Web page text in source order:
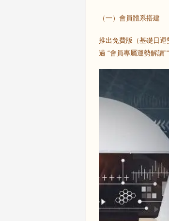
（一）會員體系搭建
推出免費版（基礎日
過 “會員專屬運勢解讀